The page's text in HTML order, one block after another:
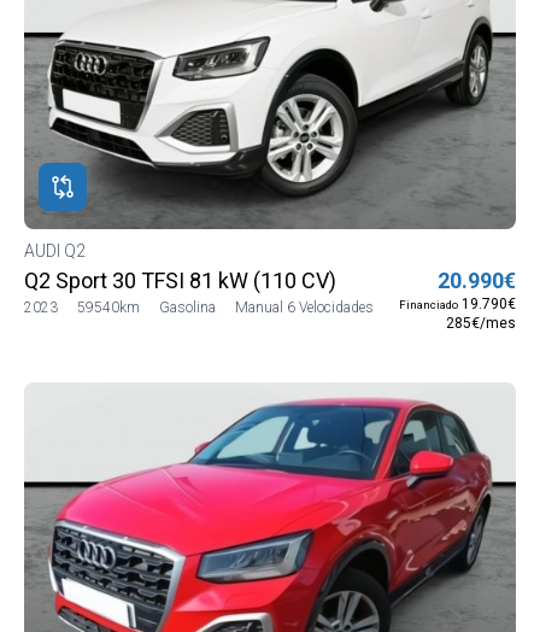
AUDI Q2
Q2 Sport 30 TFSI 81 kW (110 CV)
2023 59540km Gasolina Manual 6 Velocidades
20.990€
Financiado 19.790€
285€/mes